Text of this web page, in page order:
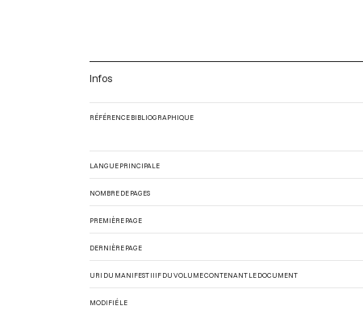
Infos
RÉFÉRENCE BIBLIOGRAPHIQUE
LANGUE PRINCIPALE
NOMBRE DE PAGES
PREMIÈRE PAGE
DERNIÈRE PAGE
URI DU MANIFEST IIIF DU VOLUME CONTENANT LE DOCUMENT
MODIFIÉ LE